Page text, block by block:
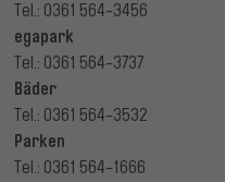
Tel.: 0361 564-3456
egapark
Tel.: 0361 564-3737
Bäder
Tel.: 0361 564-3532
Parken
Tel.: 0361 564-1666